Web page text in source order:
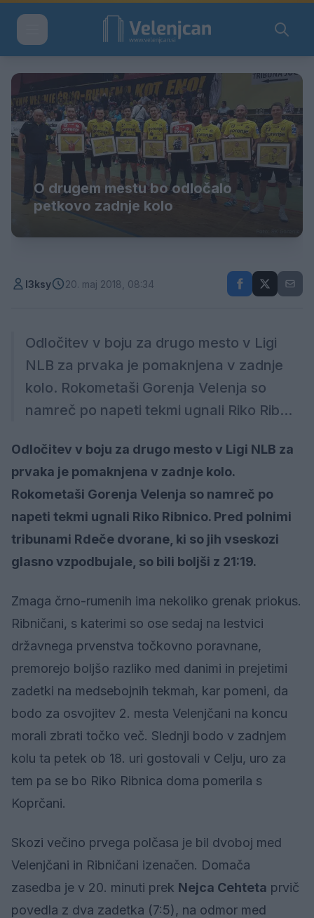
O drugem mestu bo odločalo
petkovo zadnje kolo
l3ksy 20. maj 2018, 08:34
Odločitev v boju za drugo mesto v Ligi
NLB za prvaka je pomaknjena v zadnje
kolo. Rokometaši Gorenja Velenja so
namreč po napeti tekmi ugnali Riko Rib...
Odločitev v boju za drugo mesto v Ligi NLB za
prvaka je pomaknjena v zadnje kolo.
Rokometaši Gorenja Velenja so namreč po
napeti tekmi ugnali Riko Ribnico. Pred polnimi
tribunami Rdeče dvorane, ki so jih vseskozi
glasno vzpodbujale, so bili boljši z 21:19.
Zmaga črno-rumenih ima nekoliko grenak priokus.
Ribničani, s katerimi so ose sedaj na lestvici
državnega prvenstva točkovno poravnane,
premorejo boljšo razliko med danimi in prejetimi
zadetki na medsebojnih tekmah, kar pomeni, da
bodo za osvojitev 2. mesta Velenjčani na koncu
morali zbrati točko več. Slednji bodo v zadnjem
kolu ta petek ob 18. uri gostovali v Celju, uro za
tem pa se bo Riko Ribnica doma pomerila s
Koprčani.
Skozi večino prvega polčasa je bil dvoboj med
Velenjčani in Ribničani izenačen. Domača
zasedba je v 20. minuti prek Nejca Cehteta prvič
povedla z dva zadetka (7:5), na odmor med